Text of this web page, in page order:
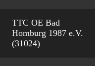
TTC OE Bad
Homburg 1987 e.V.
(31024)